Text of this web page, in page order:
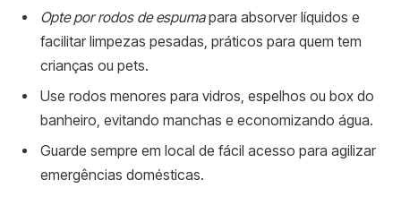
Opte por rodos de espumapara absorver líquidos e
facilitar limpezas pesadas, práticos para quem tem
crianças ou pets.
Use rodos menores para vidros, espelhos ou box do
banheiro, evitando manchas e economizando água.
Guarde sempre em local de fácil acesso para agilizar
emergências domésticas.